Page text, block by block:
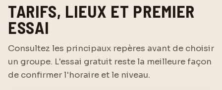
TARIFS, LIEUX ET PREMIER
ESSAI
Consultez les principaux repères avant de choisir
un groupe. L'essai gratuit reste la meilleure façon
de confirmer l'horaire et le niveau.
Assistant Karaté Elite
Posez votre question sur les cours